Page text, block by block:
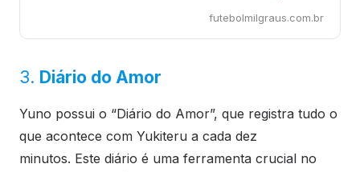
futebolmilgraus.com.br
3. Diário do Amor
Yuno possui o “Diário do Amor”, que registra tudo o
que acontece com Yukiteru a cada dez
minutos. Este diário é uma ferramenta crucial no